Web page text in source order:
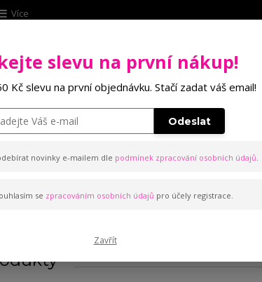
Více
Hledat
zboží Podprsenky
slevu na první nákup!
Kč slevu na první objednávku. Stačí zadat váš email!
Odeslat
novinky e-mailem dle podmínek zpracování osobních údajů.
se zpracováním osobních údajů pro účely registrace.
Zavřít